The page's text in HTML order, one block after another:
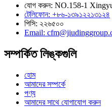
যোগ করুন: NO.158-1
টেলিফোন: +৮৬-১৩৯১২২১৩১২৪
পিসি: ২২৬৫০০
Email:
সম্পর্কিত লিঙ্কগুলি
হোম
আমাদের সম্পর্কে
পণ্য
আমাদের সাথে যোগাযোগ করুন